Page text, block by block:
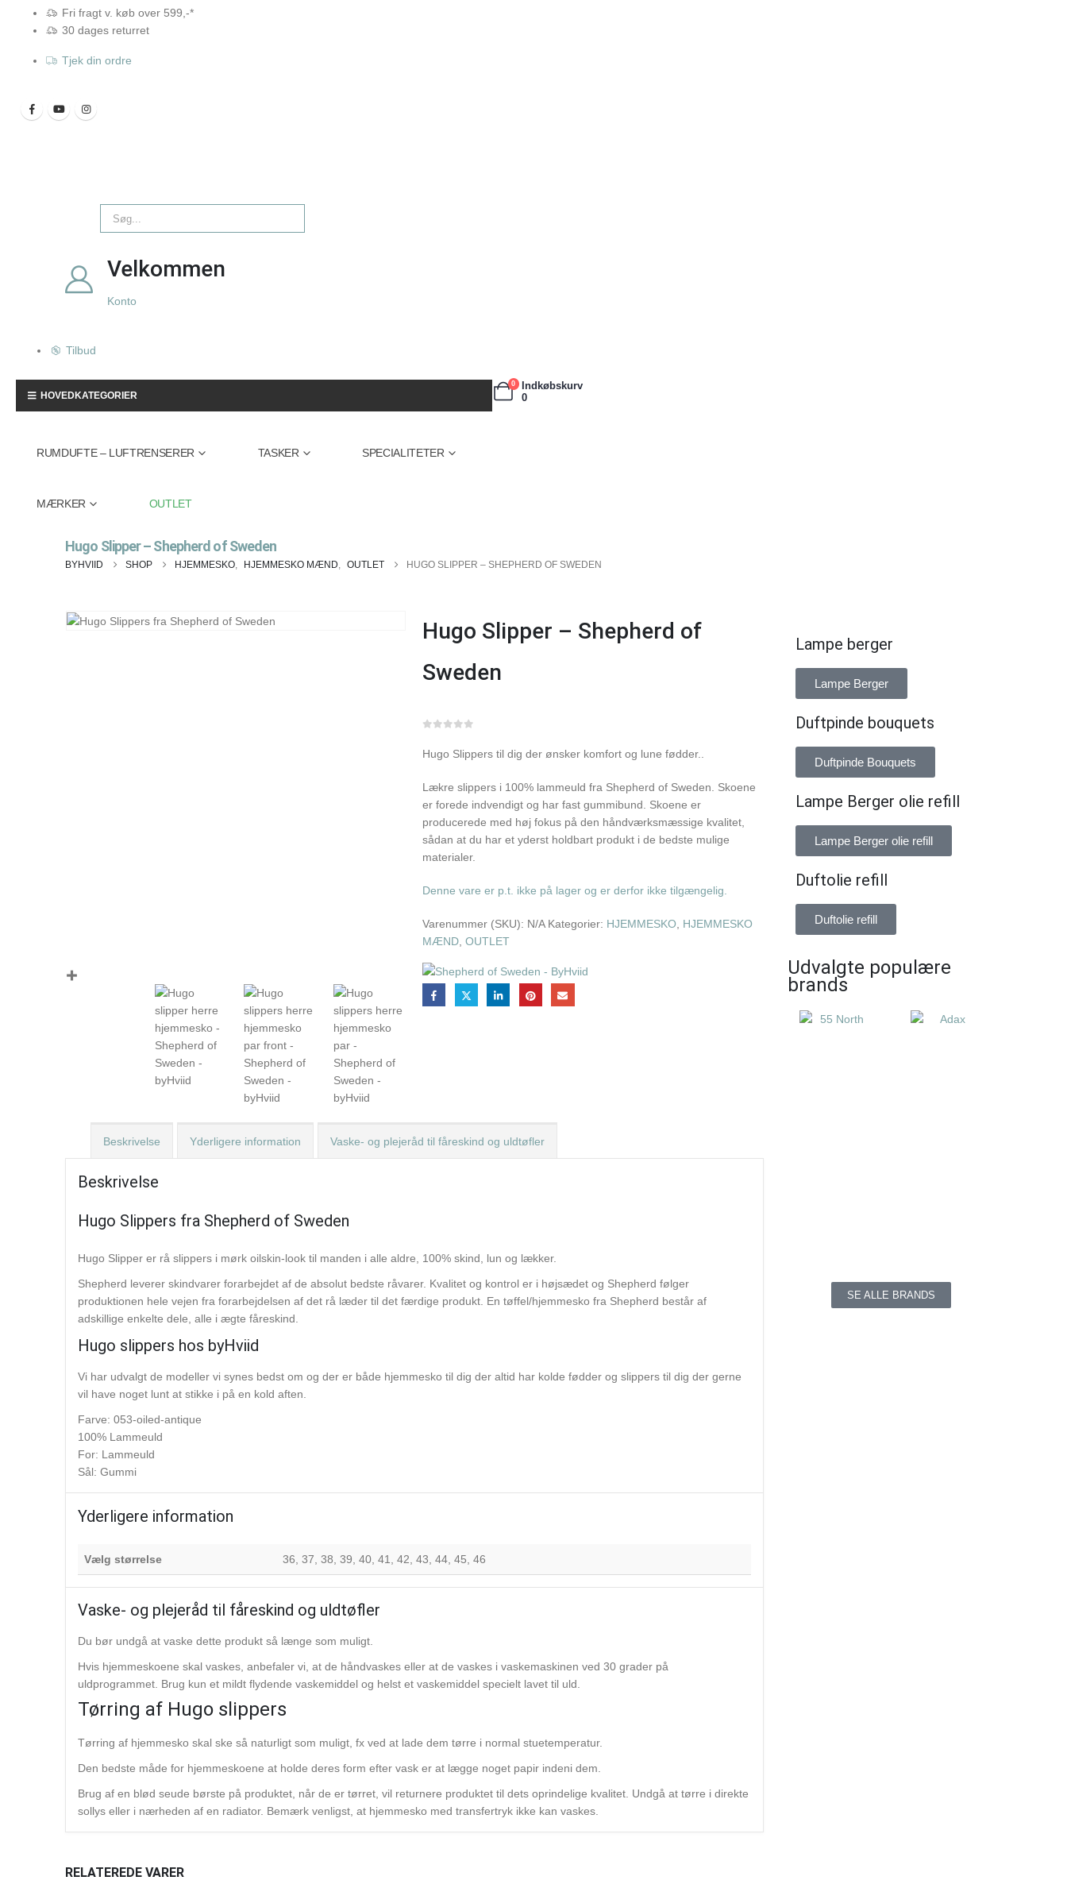
Fri fragt v. køb over 599,-*
30 dages returret
Tjek din ordre
Velkommen
Konto
Tilbud
HOVEDKATEGORIER
RUMDUFTE – LUFTRENSERER TASKER SPECIALITETER
MÆRKER OUTLET
0
Indkøbskurv
0
Hugo Slipper – Shepherd of Sweden
BYHVIID SHOP HJEMMESKO, HJEMMESKO MÆND, OUTLET HUGO SLIPPER – SHEPHERD OF SWEDEN
Hugo Slipper – Shepherd of
Sweden
Hugo Slippers til dig der ønsker komfort og lune fødder..
Lækre slippers i 100% lammeuld fra Shepherd of Sweden. Skoene
er forede indvendigt og har fast gummibund. Skoene er
producerede med høj fokus på den håndværksmæssige kvalitet,
sådan at du har et yderst holdbart produkt i de bedste mulige
materialer.
Denne vare er p.t. ikke på lager og er derfor ikke tilgængelig.
Varenummer (SKU): N/A Kategorier: HJEMMESKO
HJEMMESKO
MÆND OUTLET
Beskrivelse Yderligere information Vaske- og plejeråd til fåreskind og uldtøfler
Beskrivelse
Hugo Slippers fra Shepherd of Sweden
Hugo Slipper er rå slippers i mørk oilskin-look til manden i alle aldre, 100% skind, lun og lækker.
Shepherd leverer skindvarer forarbejdet af de absolut bedste råvarer. Kvalitet og kontrol er i højsædet og Shepherd følger
produktionen hele vejen fra forarbejdelsen af ​​det rå læder til det færdige produkt. En tøffel/hjemmesko fra Shepherd består af
adskillige enkelte dele, alle i ægte fåreskind.
Hugo slippers hos byHviid
Vi har udvalgt de modeller vi synes bedst om og der er både hjemmesko til dig der altid har kolde fødder og slippers til dig der gerne
vil have noget lunt at stikke i på en kold aften.
Farve: 053-oiled-antique
100% Lammeuld
For: Lammeuld
Sål: Gummi
Yderligere information
Vælg størrelse 36, 37, 38, 39, 40, 41, 42, 43, 44, 45, 46
Vaske- og plejeråd til fåreskind og uldtøfler
Du bør undgå at vaske dette produkt så længe som muligt.
Hvis hjemmeskoene skal vaskes, anbefaler vi, at de håndvaskes eller at de vaskes i vaskemaskinen ved 30 grader på
uldprogrammet. Brug kun et mildt flydende vaskemiddel og helst et vaskemiddel specielt lavet til uld.
Tørring af Hugo slippers
Tørring af hjemmesko skal ske så naturligt som muligt, fx ved at lade dem tørre i normal stuetemperatur.
Den bedste måde for hjemmeskoene at holde deres form efter vask er at lægge noget papir indeni dem.
Brug af en blød seude børste på produktet, når de er tørret, vil returnere produktet til dets oprindelige kvalitet. Undgå at tørre i direkte
sollys eller i nærheden af ​​en radiator. Bemærk venligst, at hjemmesko med transfertryk ikke kan vaskes.
Lampe berger
Lampe Berger
Duftpinde bouquets
Duftpinde Bouquets
Lampe Berger olie refill
Lampe Berger olie refill
Duftolie refill
Duftolie refill
Udvalgte populære
brands
SE ALLE BRANDS
RELATEREDE VARER